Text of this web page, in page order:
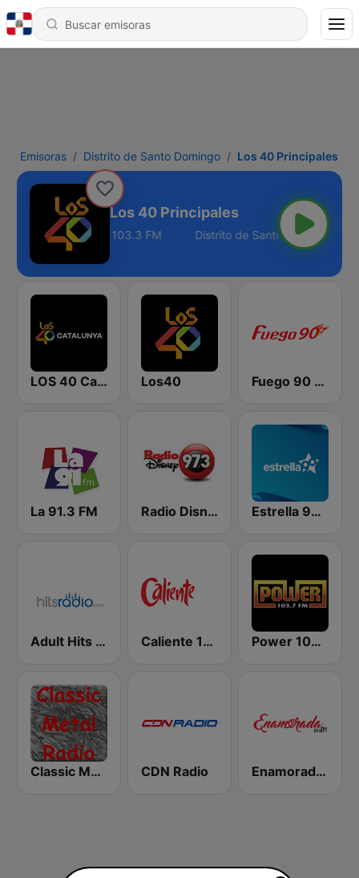
Emisoras Distrito de Santo Domingo Los 40 Principales
Los 40 Principales
Santo Domingo - 103.3 FM
LOS 40 Catalunya Los40 Fuego 90 La Salsera
La 91.3 FM Radio Disney 97.3 FM Estrella 90.5 FM
Adult Hits - Hits Radio Caliente 104.1 FM Power 103.7 FM
Classic Metal Radio CDN Radio Enamorada 99.9 FM